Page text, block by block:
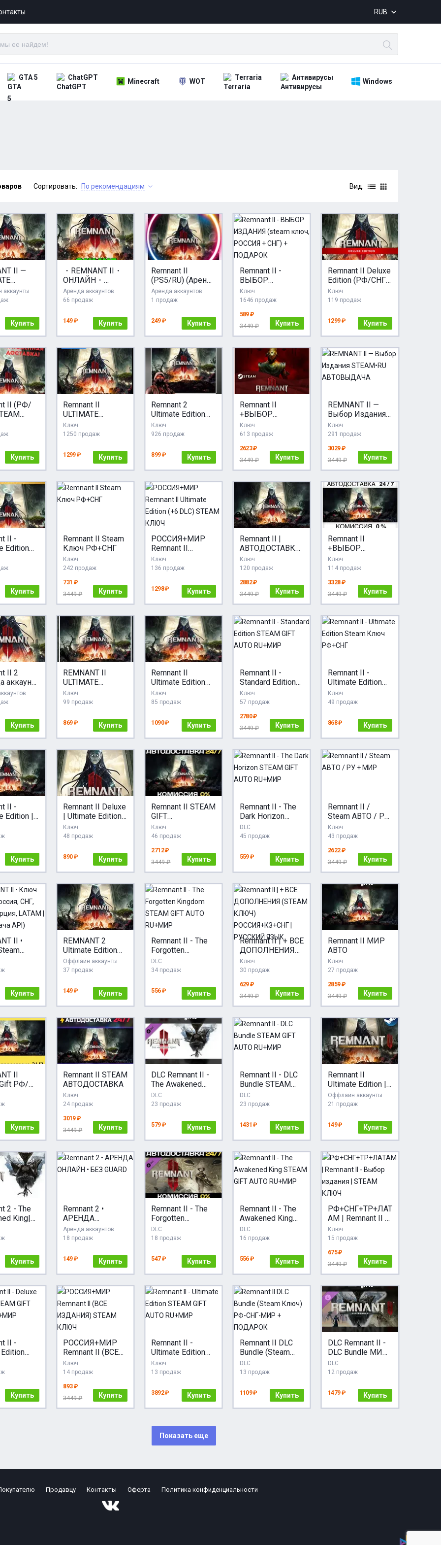
RUB
GTA 5 ChatGPT Minecraft WOT Terraria Антивирусы Windows
Сортировать: По рекомендациям Вид:
II —
Купить
・REMNANT II・
ОНЛАЙН・
АРЕНДА・
STEAM
STEAM
DECK/GFN
Аренда аккаунтов
66 продаж
149 ₽ Купить
Remnant II
(PS5/RU) (Аренда
7 дней)
Аренда аккаунтов
1 продаж
249 ₽ Купить
Remnant II -
ВЫБОР
ИЗДАНИЯ (steam
ключ, РОССИЯ +
Ключ
1646 продаж
589 ₽
3449 ₽
Купить
Remnant II Deluxe
Edition (РФ/СНГ)
STEAM КЛЮЧ
Ключ
119 продаж
1299 ₽ Купить
II (РФ/
Купить
Remnant II
ULTIMATE
EDITION +6 DLC
STEAM КЛЮЧ
Ключ
1250 продаж
1299 ₽ Купить
Remnant 2
Ultimate Edition
Steam Ключ
РФ+СНГ
Ключ
926 продаж
899 ₽ Купить
Remnant II
+ВЫБОР
ИЗДАНИЯ ·
Steam RU ·
Ключ
613 продаж
2623 ₽
3449 ₽
Купить
REMNANT II —
Выбор Издания
STEAM•RU
АВТОВЫДАЧА
Ключ
291 продаж
3029 ₽
3449 ₽
Купить
II -
Edition
STEAM
Купить
Remnant II Steam
Ключ РФ+СНГ
Ключ
242 продаж
731 ₽
3449 ₽
Купить
РОССИЯ+МИР
Remnant II
Ultimate Edition
(+6 DLC) STEAM
Ключ
136 продаж
1298 ₽ Купить
Remnant II |
АВТОДОСТАВКА
[Россия Steam
Gift]
Ключ
120 продаж
2882 ₽
3449 ₽
Купить
Remnant II
+ВЫБОР
STEAM•RU
АВТОДОСТАВКА
Ключ
114 продаж
3328 ₽
3449 ₽
Купить
II 2
аккаунта
Купить
REMNANT II
ULTIMATE
EDITION (STEAM
КЛЮЧ)
Ключ
99 продаж
869 ₽ Купить
Remnant II
Ultimate Edition
(Steam Ключ
РФ+СНГ)
Ключ
85 продаж
1090 ₽ Купить
Remnant II -
Standard Edition
STEAM GIFT
AUTO RU+МИР
Ключ
57 продаж
2780 ₽
3449 ₽
Купить
Remnant II -
Ultimate Edition
Steam Ключ
РФ+СНГ
Ключ
49 продаж
868 ₽ Купить
II -
Edition |
Купить
Remnant II Deluxe
| Ultimate Edition
(STEAM Ключ
РФ+СНГ)
Ключ
48 продаж
890 ₽ Купить
Remnant II STEAM
GIFT
АВТОДОСТАВКА
Ключ
46 продаж
2712 ₽
3449 ₽
Купить
Remnant II - The
Dark Horizon
STEAM GIFT
AUTO RU+МИР
DLC
45 продаж
559 ₽ Купить
Remnant II /
Steam АВТО / РУ
+ МИР
Ключ
43 продаж
2622 ₽
3449 ₽
Купить
II •
СНГ,
API)
Купить
REMNANT 2
Ultimate Edition
STEAM + Бонус
Оффлайн аккаунты
37 продаж
149 ₽ Купить
Remnant II - The
Forgotten
Kingdom STEAM
GIFT AUTO
DLC
34 продаж
556 ₽ Купить
Remnant II | + ВСЕ
ДОПОЛНЕНИЯ
(STEAM КЛЮЧ)
РОССИЯ+КЗ+СН
ЯЗЫК
Ключ
30 продаж
629 ₽
3449 ₽
Купить
Remnant II МИР
АВТО
Ключ
27 продаж
2859 ₽
3449 ₽
Купить
II
РФ/
Купить
Remnant II STEAM
АВТОДОСТАВКА
Ключ
24 продаж
3019 ₽
3449 ₽
Купить
DLC Remnant II -
The Awakened
King МИР АВТО
DLC
23 продаж
579 ₽ Купить
Remnant II - DLC
Bundle STEAM
GIFT AUTO
RU+МИР
DLC
23 продаж
1431 ₽ Купить
Remnant II
Ultimate Edition |
Steam |
АВТОВЫДАЧА
Оффлайн аккаунты
21 продаж
149 ₽ Купить
2 - The
King|
Купить
Remnant 2 •
АРЕНДА
ОНЛАЙН • БЕЗ
GUARD
Аренда аккаунтов
18 продаж
149 ₽ Купить
Remnant II - The
Forgotten
Kingdom DLC
STEAM АВТО
DLC
18 продаж
547 ₽ Купить
Remnant II - The
Awakened King
STEAM GIFT
AUTO RU+МИР
DLC
16 продаж
556 ₽ Купить
РФ+СНГ+ТР+ЛАТ
АМ | Remnant II -
Выбор издания |
STEAM КЛЮЧ
Ключ
15 продаж
675 ₽
3449 ₽
Купить
II -
Купить
РОССИЯ+МИР
Remnant II (ВСЕ
ИЗДАНИЯ)
STEAM КЛЮЧ
Ключ
14 продаж
893 ₽
3449 ₽
Купить
Remnant II -
Ultimate Edition
STEAM GIFT
AUTO RU+МИР
Ключ
13 продаж
3892 ₽ Купить
Remnant II DLC
Bundle (Steam
Ключ) РФ-СНГ-
МИР +
DLC
13 продаж
1109 ₽ Купить
DLC Remnant II -
DLC Bundle МИР
АВТО
DLC
12 продаж
1479 ₽ Купить
Показать еще
Продавцу Контакты Оферта Политика конфиденциальности